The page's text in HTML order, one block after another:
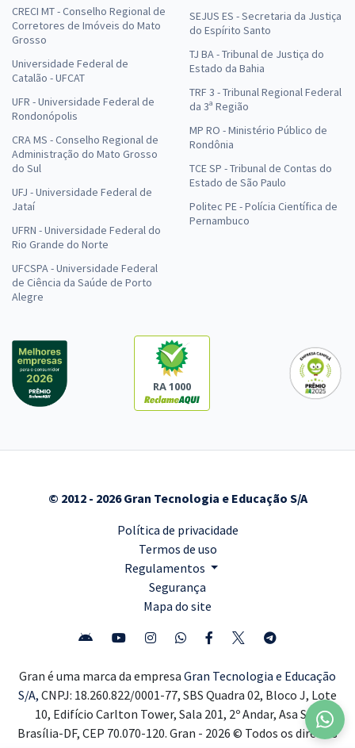
CRECI MT - Conselho Regional de
Corretores de Imóveis do Mato
Grosso
Universidade Federal de
Catalão - UFCAT
UFR - Universidade Federal de
Rondonópolis
CRA MS - Conselho Regional de
Administração do Mato Grosso
do Sul
UFJ - Universidade Federal de
Jataí
UFRN - Universidade Federal do
Rio Grande do Norte
UFCSPA - Universidade Federal
de Ciência da Saúde de Porto
Alegre
SEJUS ES - Secretaria da Justiça
do Espírito Santo
TJ BA - Tribunal de Justiça do
Estado da Bahia
TRF 3 - Tribunal Regional Federal
da 3ª Região
MP RO - Ministério Público de
Rondônia
TCE SP - Tribunal de Contas do
Estado de São Paulo
Politec PE - Polícia Científica de
Pernambuco
RA 1000
© 2012 - 2026 Gran Tecnologia e Educação S/A
Política de privacidade
Termos de uso
Regulamentos
Segurança
Mapa do site
Gran é uma marca da empresa Gran Tecnologia e Educação
S/A, CNPJ: 18.260.822/0001-77, SBS Quadra 02, Bloco J, Lote
10, Edifício Carlton Tower, Sala 201, 2º Andar, Asa Sul,
Brasília-DF, CEP 70.070-120. Gran - 2026 © Todos os direitos